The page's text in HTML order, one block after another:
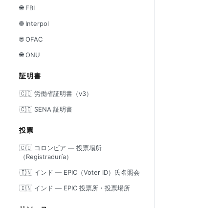
🌐 FBI
🌐 Interpol
🌐 OFAC
🌐 ONU
証明書
🇨🇴 労働省証明書（v3）
🇨🇴 SENA 証明書
投票
🇨🇴 コロンビア — 投票場所
（Registraduría）
🇮🇳 インド — EPIC（Voter ID）氏名照会
🇮🇳 インド — EPIC 投票所・投票場所